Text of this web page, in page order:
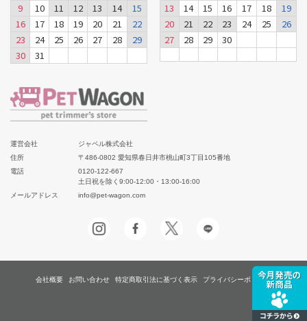
9
10 11 12 13 14
15
16
17 18 19 20 21
22
23
24 25 26 27 28
29
30
31
13
14 15 16 17 18
19
20
21 22 23 24 25
26
27
28 29 30
運営会社
ジャペル株式会社
住所
〒486-0802 愛知県春日井市桃山町3丁目105番地
電話
0120-122-667
土日祝を除く9:00-12:00・13:00-16:00
メールアドレス
info@pet-wagon.com
会社概要 お問い合わせ 特定商取引法に基づく表示 プライバシーポリシー